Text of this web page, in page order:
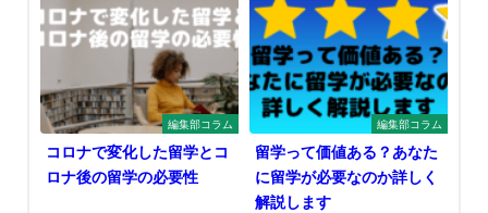
編集部コラム
コロナで変化した留学とコ
ロナ後の留学の必要性
編集部コラム
留学って価値ある？あなた
に留学が必要なのか詳しく
解説します